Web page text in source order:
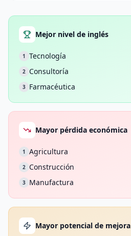
Mejor nivel de inglés
1 Tecnología
2 Consultoría
3 Farmacéutica
Mayor pérdida económica
1 Agricultura
2 Construcción
3 Manufactura
Mayor potencial de mejora